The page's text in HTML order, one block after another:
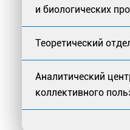
и биологических
Теоретический
Аналитический
коллективного